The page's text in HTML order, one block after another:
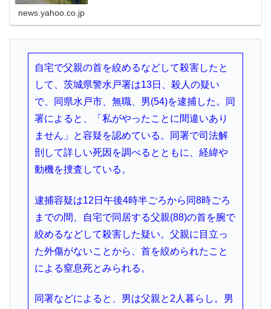
news.yahoo.co.jp
自宅で父親の首を絞めるなどして殺害したと
して、茨城県警水戸署は13日、殺人の疑い
で、同県水戸市、無職、男(54)を逮捕した。同
署によると、「私がやったことに間違いあり
ません」と容疑を認めている。同署で司法解
剖して詳しい死因を調べるとともに、経緯や
動機を捜査している。
逮捕容疑は12日午後4時半ごろから同8時ごろ
までの間、自宅で同居する父親(88)の首を腕で
絞めるなどして殺害した疑い。父親に目立っ
た外傷がないことから、首を絞められたこと
による窒息死とみられる。
同署などによると、男は父親と2人暮らし。男